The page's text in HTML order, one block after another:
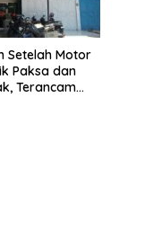
Setelah Motor
Paksa dan
Terancam